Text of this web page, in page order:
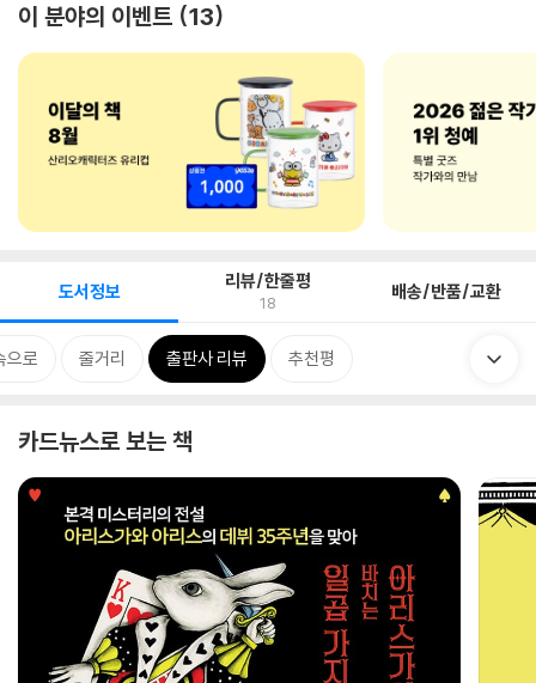
이 분야의 이벤트 13
도서정보 리뷰/한줄평
18 배송/반품/교환
으로 줄거리 출판사 리뷰 추천평
카드뉴스로 보는 책